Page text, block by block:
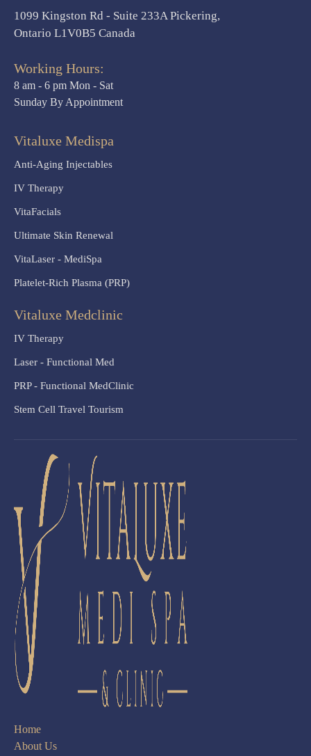
1099 Kingston Rd - Suite 233A Pickering,
Ontario L1V0B5 Canada
Working Hours:
8 am - 6 pm Mon - Sat
Sunday By Appointment
Vitaluxe Medispa
Anti-Aging Injectables
IV Therapy
VitaFacials
Ultimate Skin Renewal
VitaLaser - MediSpa
Platelet-Rich Plasma (PRP)
Vitaluxe Medclinic
IV Therapy
Laser - Functional Med
PRP - Functional MedClinic
Stem Cell Travel Tourism
Home
About Us